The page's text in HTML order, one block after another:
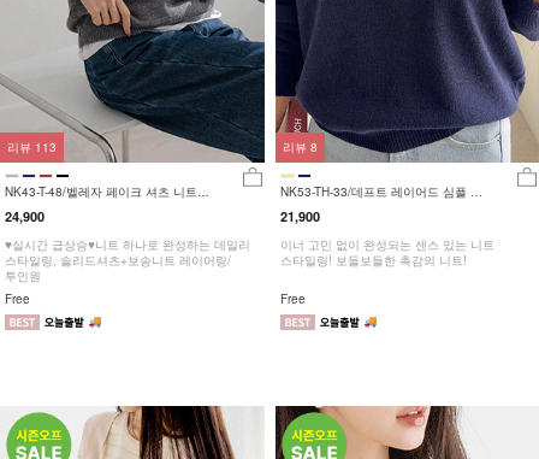
NK43-T-48/벨레자 페이크 셔츠 니트
_HS,DY
24,900
♥실시간 급상승♥니트 하나로 완성하는 데일리
스타일링, 솔리드셔츠+보송니트 레이어링/
투인원
Free
리뷰 113
NK53-TH-33/데프트 레이어드 심플 니
트_DY
21,900
이너 고민 없이 완성되는 센스 있는 니트
스타일링! 보들보들한 촉감의 니트!
Free
리뷰 8